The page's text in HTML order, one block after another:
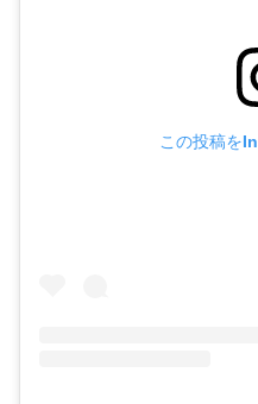
この投稿を